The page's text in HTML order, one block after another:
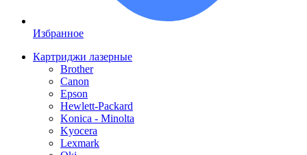
Избранное
Картриджи лазерные
Brother
Canon
Epson
Hewlett-Packard
Konica - Minolta
Kyocera
Lexmark